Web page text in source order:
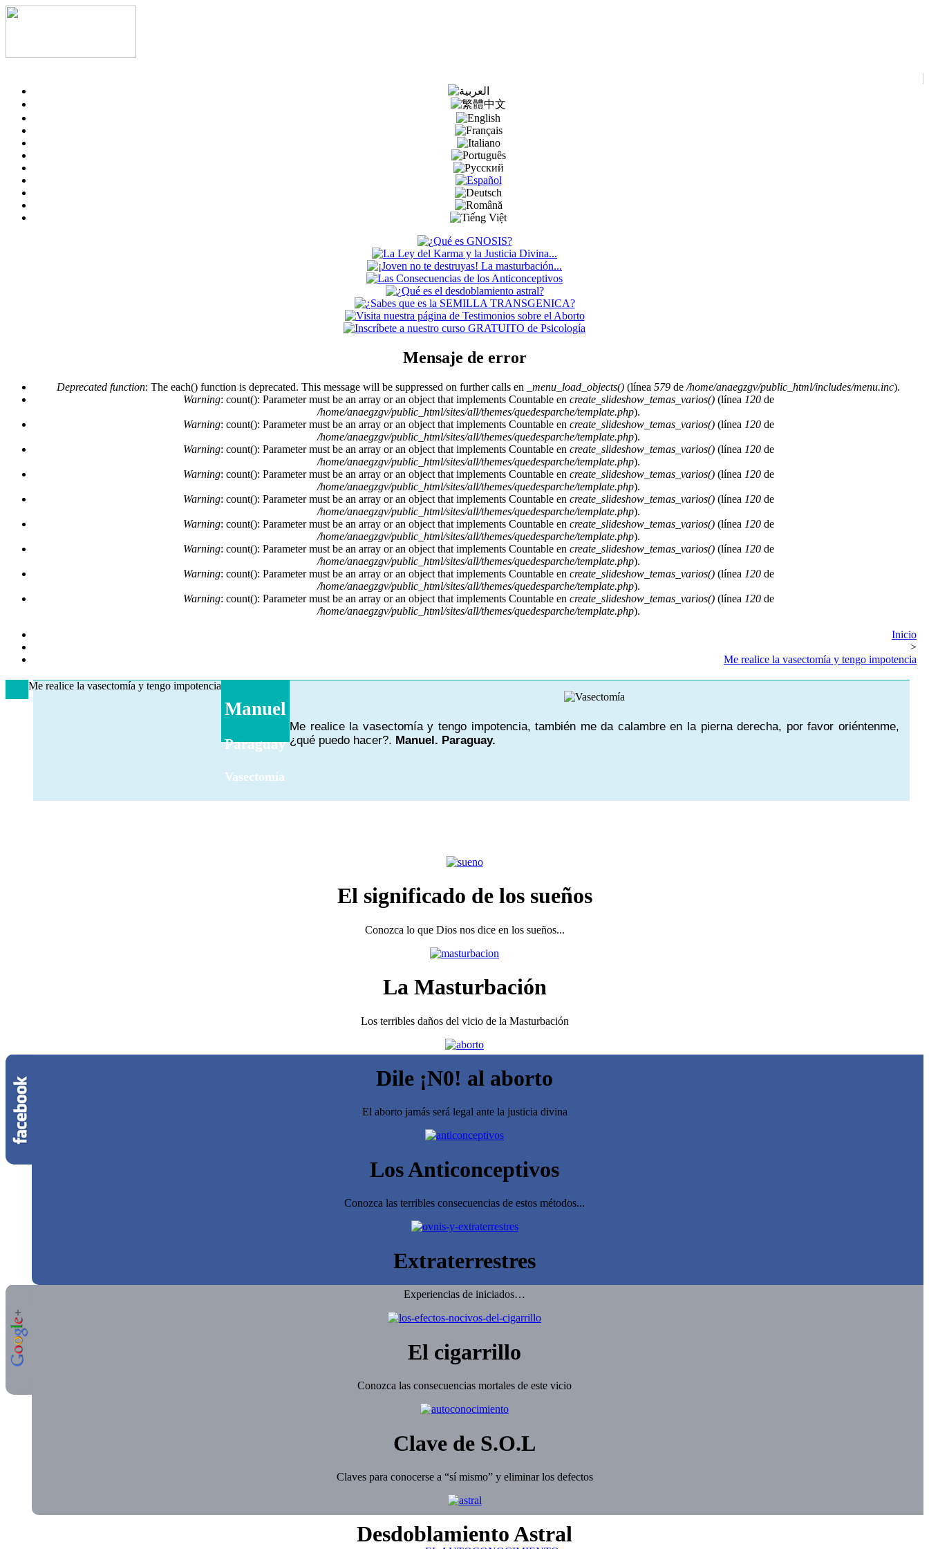
Mensaje de error
Deprecated function: The each() function is deprecated. This message will be suppressed on further calls en _menu_load_objects() (línea 579 de /home/anaegzgv/public_html/includes/menu.inc).
Warning: count(): Parameter must be an array or an object that implements Countable en create_slideshow_temas_varios()(línea 120de
/home/anaegzgv/public_html/sites/all/themes/quedesparche/template.php).
Warning: count(): Parameter must be an array or an object that implements Countable en create_slideshow_temas_varios()(línea 120de
/home/anaegzgv/public_html/sites/all/themes/quedesparche/template.php).
Warning: count(): Parameter must be an array or an object that implements Countable en create_slideshow_temas_varios()(línea 120de
/home/anaegzgv/public_html/sites/all/themes/quedesparche/template.php).
Warning: count(): Parameter must be an array or an object that implements Countable en create_slideshow_temas_varios()(línea 120de
/home/anaegzgv/public_html/sites/all/themes/quedesparche/template.php).
Warning: count(): Parameter must be an array or an object that implements Countable en create_slideshow_temas_varios()(línea 120de
/home/anaegzgv/public_html/sites/all/themes/quedesparche/template.php).
Warning: count(): Parameter must be an array or an object that implements Countable en create_slideshow_temas_varios()(línea 120de
/home/anaegzgv/public_html/sites/all/themes/quedesparche/template.php).
Warning: count(): Parameter must be an array or an object that implements Countable en create_slideshow_temas_varios()(línea 120de
/home/anaegzgv/public_html/sites/all/themes/quedesparche/template.php).
Warning: count(): Parameter must be an array or an object that implements Countable en create_slideshow_temas_varios()(línea 120de
/home/anaegzgv/public_html/sites/all/themes/quedesparche/template.php).
Warning: count(): Parameter must be an array or an object that implements Countable en create_slideshow_temas_varios()(línea 120de
/home/anaegzgv/public_html/sites/all/themes/quedesparche/template.php).
Inicio
>
Me realice la vasectomía y tengo impotencia
Me realice la vasectomía y tengo impotencia
Manuel
Paraguay
Vasectomía
Me realice la vasectomía y tengo impotencia, también me da calambre en la pierna derecha, por favor oriéntenme,
¿qué puedo hacer?. Manuel. Paraguay.
El significado de los sueños
Conozca lo que Dios nos dice en los sueños...
La Masturbación
Los terribles daños del vicio de la Masturbación
Dile ¡N0! al aborto
El aborto jamás será legal ante la justicia divina
Los Anticonceptivos
Conozca las terribles consecuencias de estos métodos...
Extraterrestres
Experiencias de iniciados…
El cigarrillo
Conozca las consecuencias mortales de este vicio
Clave de S.O.L
Claves para conocerse a “sí mismo” y eliminar los defectos
Desdoblamiento Astral